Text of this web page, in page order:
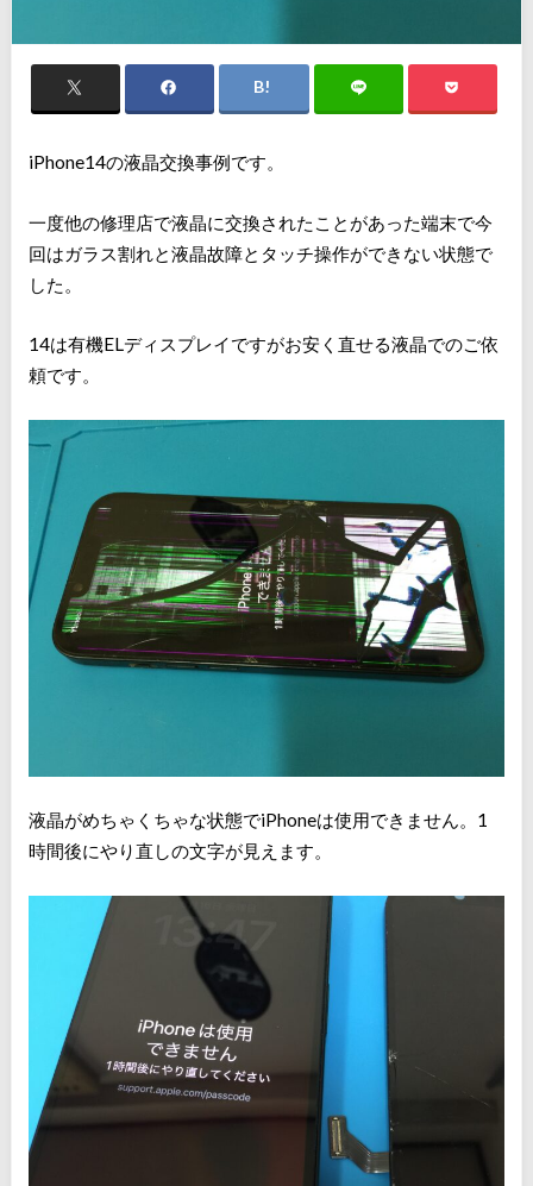
iPhone14の液晶交換事例です。
一度他の修理店で液晶に交換されたことがあった端末で今
回はガラス割れと液晶故障とタッチ操作ができない状態で
した。
14は有機ELディスプレイですがお安く直せる液晶でのご依
頼です。
液晶がめちゃくちゃな状態でiPhoneは使用できません。1
時間後にやり直しの文字が見えます。